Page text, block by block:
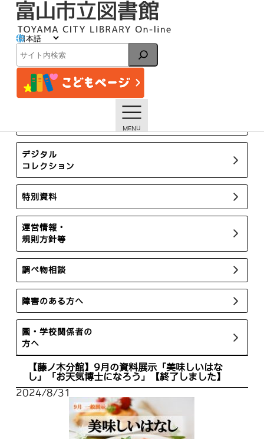
検
索
イベント
トップページ
イベント一覧
【藤ノ木分館】9月の資料展示「美味しいはなし」「お天気
博士になろう」【終了しました】
デジタル
コレクション
特別資料
運営情報・
規則方針等
調べ物相談
障害のある方へ
園・学校関係者の
方へ
【藤ノ木分館】9月の資料展示「美味しいはな
し」「お天気博士になろう」【終了しました】
2024/8/31